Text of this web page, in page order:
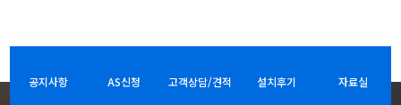
공지사항 AS신청 고객상담/견적 설치후기 자료실